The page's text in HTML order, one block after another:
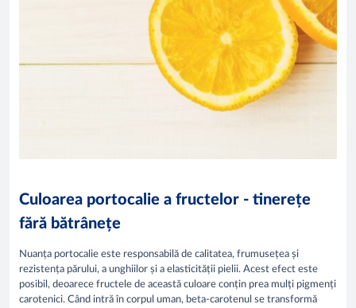
Culoarea portocalie a fructelor - tinerețe
fără bătrânețe
Nuanța portocalie este responsabilă de calitatea, frumusețea și
rezistența părului, a unghiilor și a elasticității pielii. Acest efect este
posibil, deoarece fructele de această culoare conțin prea mulți pigmenți
carotenici. Când intră în corpul uman, beta-carotenul se transformă